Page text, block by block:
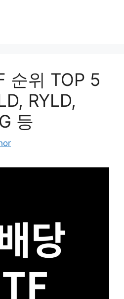
순위 TOP 5
RYLD,
등